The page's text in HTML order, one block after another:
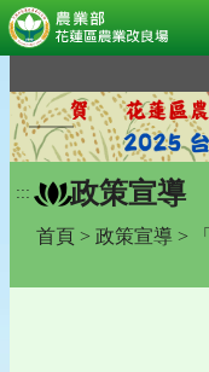
到
主
要
內
容
::: 政策宣導
首頁 > 政策宣導 >